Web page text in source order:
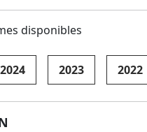
disponibles
2024 2023 2022